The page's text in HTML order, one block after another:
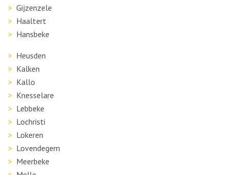
Gijzenzele
Haaltert
Hansbeke
Heusden
Kalken
Kallo
Knesselare
Lebbeke
Lochristi
Lokeren
Lovendegem
Meerbeke